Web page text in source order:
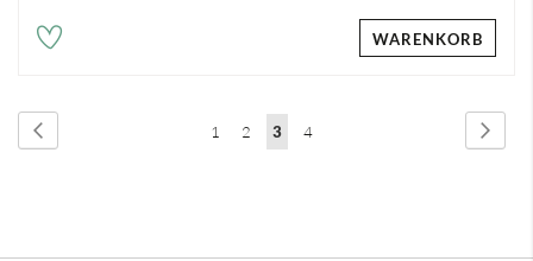
WARENKORB
Seite
Seite
1 Seite
2
Sie
3 Seite
4